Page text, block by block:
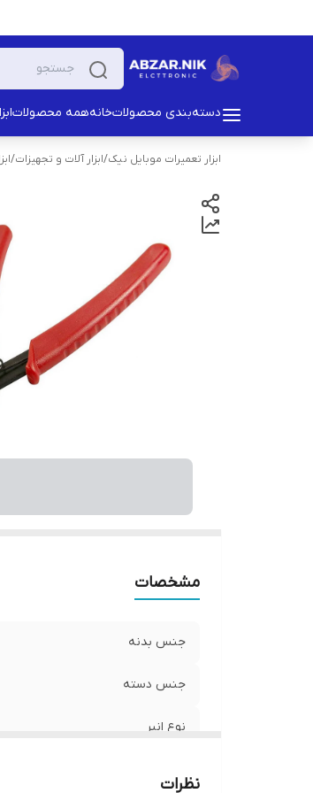
دسته‌بندی محصولاتخانههمه محصولات
ابزار تعمیرات موبایل نیک/ابزار آلات و تجهیزات/
مشخصات
جنس بدنه
جنس دسته
نوع انبر
نظرات